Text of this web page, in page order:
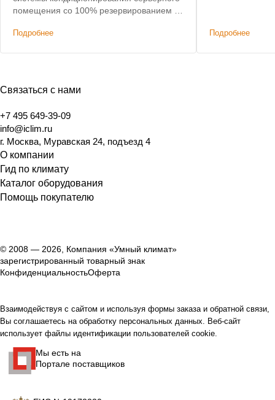
помещения со 100% резервированием в
Подробнее Подробнее
Связаться с нами
+7 495 649-39-09
info@iclim.ru
г. Москва, Муравская 24, подъезд 4
О компании
Гид по климату
Каталог оборудования
Помощь покупателю
© 2008 — 2026, Компания «Умный климат»
зарегистрированный товарный знак
КонфиденциальностьОферта
Взаимодействуя с сайтом и используя формы заказа и обратной связи,
Вы соглашаетесь на обработку персональных данных. Веб-сайт
использует файлы идентификации пользователей cookie.
Мы есть на
Портале поставщиков